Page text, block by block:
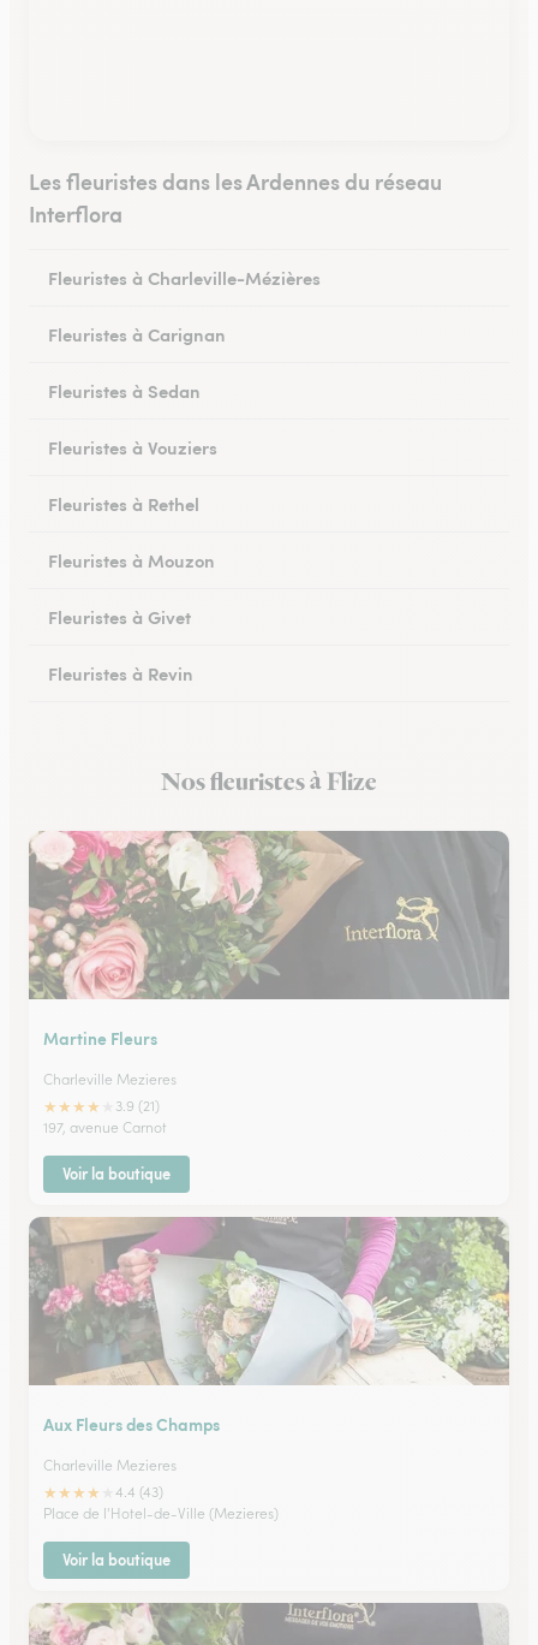
Les fleuristes dans les Ardennes du réseau
Interflora
Fleuristes à Charleville-Mézières
Fleuristes à Carignan
Fleuristes à Sedan
Fleuristes à Vouziers
Fleuristes à Rethel
Fleuristes à Mouzon
Fleuristes à Givet
Fleuristes à Revin
Fleuristes à Signy-le-PetitNos fleuristes à Flize
Martine Fleurs
Charleville Mezieres
★★★★
3.9 (21)
197, avenue Carnot
Voir la boutique
Aux Fleurs des Champs
Charleville Mezieres
★★★★
4.4 (43)
Place de l'Hotel-de-Ville (Mezieres)
Voir la boutique